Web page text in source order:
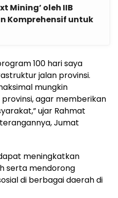
Mining’ oleh IIB
Komprehensif untuk
100 hari saya
jalan provinsi.
mungkin
agar memberikan
ujar Rahmat
Jumat
meningkatkan
serta mendorong
di berbagai daerah di